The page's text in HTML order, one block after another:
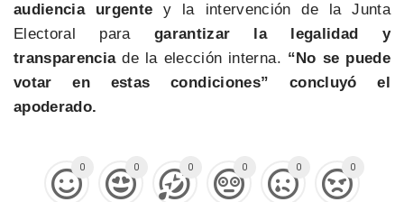
audiencia urgente y la intervención de la Junta
Electoral para garantizar la legalidad y
transparenciade la elección interna. “No se puede
votar en estas condiciones” concluyó el
apoderado.
0 0 0 0 0 0